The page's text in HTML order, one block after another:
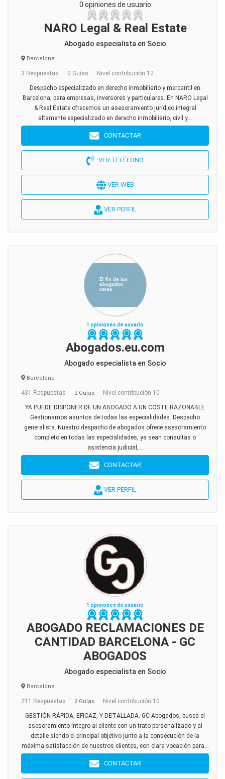
0 opiniones de usuario
NARO Legal & Real Estate
Abogado especialista en Socio
Barcelona
3 Respuestas 0 Guías Nivel contribución 12
Despacho especializado en derecho inmobiliario y mercantil en
Barcelona, para empresas, inversores y particulares. En NARO Legal
& Real Estate ofrecemos un asesoramiento jurídico integral
altamente especializado en derecho inmobiliario, civil y...
CONTACTAR
VER TELÉFONO
VER WEB
VER PERFIL
1 opiniones de usuario
Abogados.eu.com
Abogado especialista en Socio
Barcelona
431 Respuestas 2 Guías Nivel contribución 10
YA PUEDE DISPONER DE UN ABOGADO A UN COSTE RAZONABLE
Gestionamos asuntos de todas las especialidades. Despacho
generalista. Nuestro despacho de abogados ofrece asesoramiento
completo en todas las especialidades, ya sean consultas o
asistencia judicial,...
CONTACTAR
VER PERFIL
1 opiniones de usuario
ABOGADO RECLAMACIONES DE
CANTIDAD BARCELONA - GC
ABOGADOS
Abogado especialista en Socio
Barcelona
211 Respuestas 2 Guías Nivel contribución 10
GESTIÓN RÁPIDA, EFICAZ, Y DETALLADA. GC Abogados, busca el
asesoramiento íntegro al cliente con un trato personalizado y al
detalle siendo el principal objetivo junto a la consecución de la
máxima satisfacción de nuestros clientes, con clara vocación para...
CONTACTAR